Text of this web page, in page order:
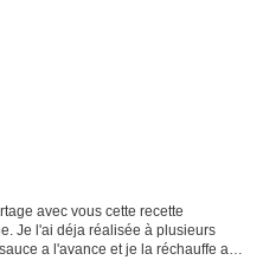
avec vous cette recette
Je l'ai déja réalisée à plusieurs
a l'avance et je la réchauffe au